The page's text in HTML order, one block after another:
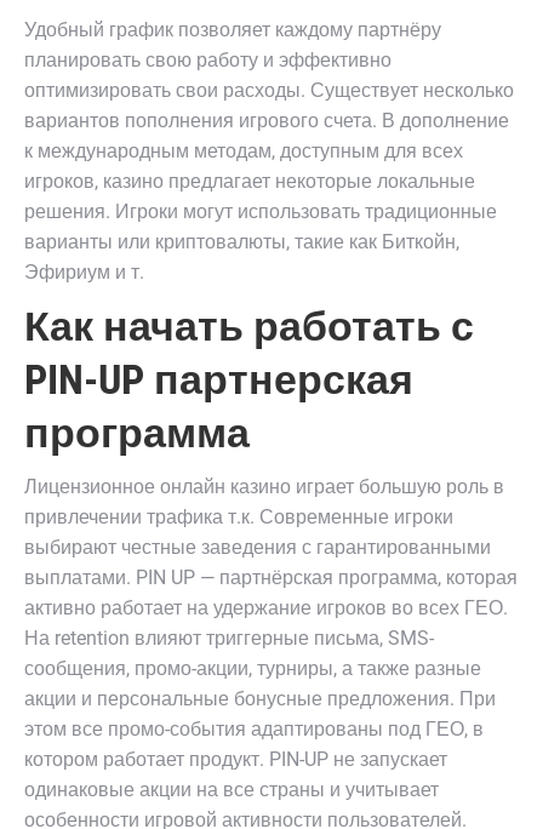
Удобный график позволяет каждому партнёру
планировать свою работу и эффективно
оптимизировать свои расходы. Существует несколько
вариантов пополнения игрового счета. В дополнение
к международным методам, доступным для всех
игроков, казино предлагает некоторые локальные
решения. Игроки могут использовать традиционные
варианты или криптовалюты, такие как Биткойн,
Эфириум и т.
Как начать работать с
PIN-UP партнерская
программа
Лицензионное онлайн казино играет большую роль в
привлечении трафика т.к. Современные игроки
выбирают честные заведения с гарантированными
выплатами. PIN UP — партнёрская программа, которая
активно работает на удержание игроков во всех ГЕО.
На retention влияют триггерные письма, SMS-
сообщения, промо-акции, турниры, а также разные
акции и персональные бонусные предложения. При
этом все промо-события адаптированы под ГЕО, в
котором работает продукт. PIN-UP не запускает
одинаковые акции на все страны и учитывает
особенности игровой активности пользователей.